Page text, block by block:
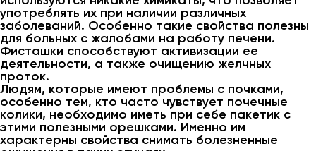
употреблять их при наличии различных
заболеваний. Особенно такие свойства полезны
для больных с жалобами на работу печени.
Фисташки способствуют активизации ее
деятельности, а также очищению желчных
проток.
Людям, которые имеют проблемы с почками,
особенно тем, кто часто чувствует почечные
колики, необходимо иметь при себе пакетик с
этими полезными орешками. Именно им
характерны свойства снимать болезненные